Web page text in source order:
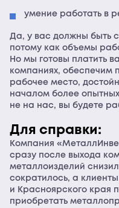
умение работать в
Да, у вас должны быть
потому как объемы
Но мы готовы платить
компаниях, обеспечим
рабочее место,
началом более
не на нас, вы будете
Для справки:
Компания
сразу после выхода
металлоизделий
сократилось, а
и Красноярского края
приобретать